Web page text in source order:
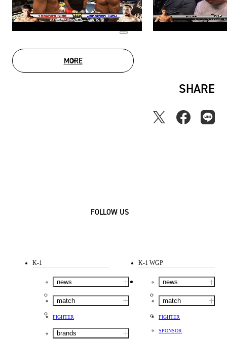
MOREMOVIE LIST
SHARE
FOLLOW US
K-1
news
match
FIGHTER
brands
K-1 WGP
news
match
FIGHTER
SPONSOR